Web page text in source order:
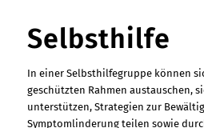
Selbsthilfe
In einer Selbsthilfegruppe können
geschützten Rahmen austauschen,
unterstützen, Strategien zur
Symptomlinderung teilen sowie